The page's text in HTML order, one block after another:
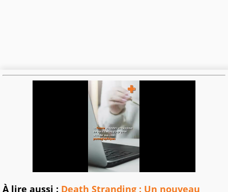
À lire aussi : Death Stranding : Un nouveau